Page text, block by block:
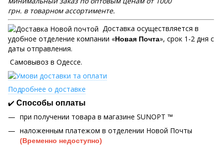
грн. в товарном ассортименте.
Доставка осуществляется в
удобное отделение компании «Новая Почта», срок 1-2 дня с
даты отправления.
Самовывоз в Одессе.
Подробнее о доставке
✔️ Способы оплаты
при получении товара в магазине SUNOPT ™
наложенным платежом в отделении Новой Почты
(Временно недоступно)